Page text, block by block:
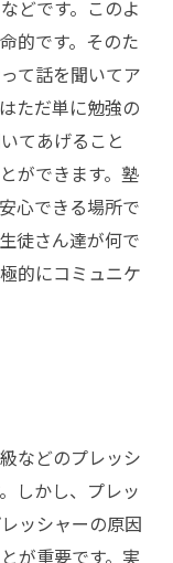
どです。このよ
的です。そのた
て話を聞いてア
ただ単に勉強の
てあげること
ができます。塾
心できる場所で
徒さん達が何で
的にコミュニケ
などのプレッシ
しかし、プレッ
ッシャーの原因
が重要です。実